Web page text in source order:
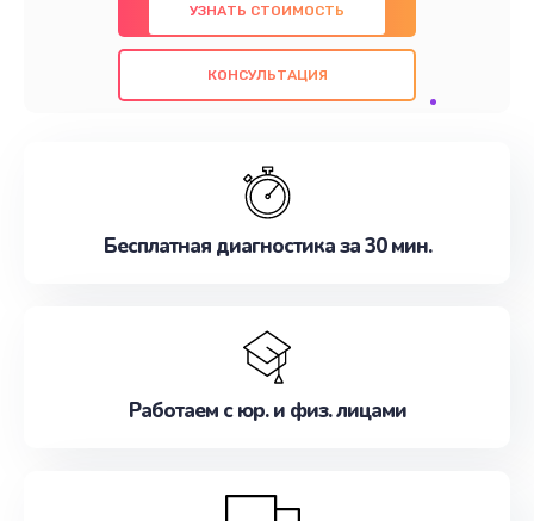
использованием оригинальных компонентов, а
также гарантируем качество всех
проведенных работ. Наша цель - предоставить
наилучшим образом. Не медлите записаться на
УЗНАТЬ СТОИМОСТЬ
КОНСУЛЬТАЦИЯ
Бесплатная диагностика за 30 мин.
Работаем с юр. и физ. лицами